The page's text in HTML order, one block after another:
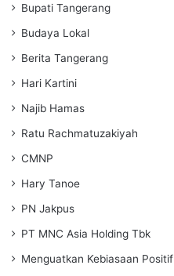
Bupati Tangerang
Budaya Lokal
Berita Tangerang
Hari Kartini
Najib Hamas
Ratu Rachmatuzakiyah
CMNP
Hary Tanoe
PN Jakpus
PT MNC Asia Holding Tbk
Menguatkan Kebiasaan Positif